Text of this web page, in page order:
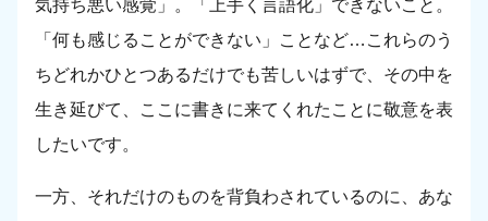
気持ち悪い感覚」。「上手く言語化」できないこと。
「何も感じることができない」ことなど…これらのう
ちどれかひとつあるだけでも苦しいはずで、その中を
生き延びて、ここに書きに来てくれたことに敬意を表
したいです。
一方、それだけのものを背負わされているのに、あな